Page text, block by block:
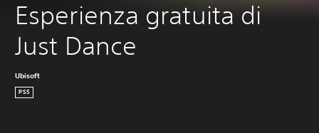
Esperienza gratuita di
Just Dance
Ubisoft
PS5